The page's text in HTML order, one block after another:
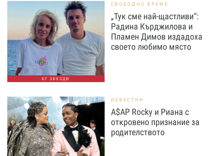
БГ ЗВЕЗДИ
СВОБОДНО ВРЕМЕ
„Тук сме най-щастливи“:
Радина Кърджилова и
Пламен Димов издадоха
своето любимо място
ИЗВЕСТНИ
A$AP Rocky и Риана с
откровено признание за
родителството